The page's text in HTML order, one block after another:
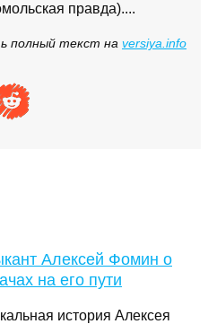
правда)....
полный текст на versiya.info
Алексей Фомин о
на его пути
история Алексея